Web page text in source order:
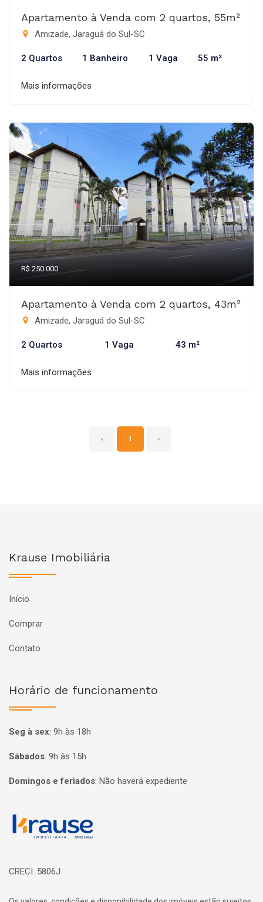
Apartamento à Venda com 2 quartos, 55m²
Amizade, Jaraguá do Sul-SC
2 Quartos 1 Banheiro 1 Vaga 55 m²
Mais informações
R$ 250.000
Apartamento à Venda com 2 quartos, 43m²
Amizade, Jaraguá do Sul-SC
2 Quartos 1 Vaga 43 m²
Mais informações
‹ 1 ›
Krause Imobiliária
Início
Comprar
Contato
Horário de funcionamento
Seg à sex: 9h às 18h
Sábados: 9h às 15h
Domingos e feriados: Não haverá expediente
Página inicial
CRECI: 5806J